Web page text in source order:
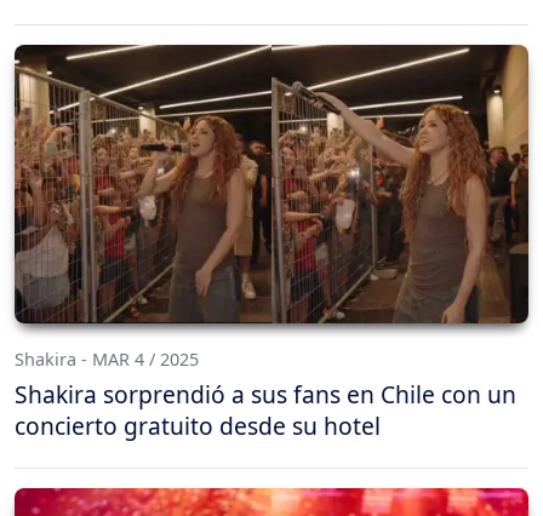
Shakira - MAR 4 / 2025
Shakira sorprendió a sus fans en Chile con un
concierto gratuito desde su hotel